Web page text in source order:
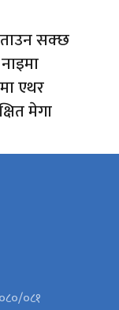
सक्छ
एथर
मेगा
०८१